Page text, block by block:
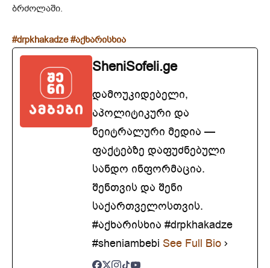
ბრძოლაში.
#drpkhakadze #აქხარისხია
SheniSofeli.ge
დამოუკიდებელი,
აპოლიტიკური და
ნეიტრალური მედია —
ფაქტებზე დაფუძნებული
სანდო ინფორმაცია.
შენთვის და შენი
საქართველოსთვის.
#აქხარისხია #drpkhakadze
#sheniambebi See Full Bio